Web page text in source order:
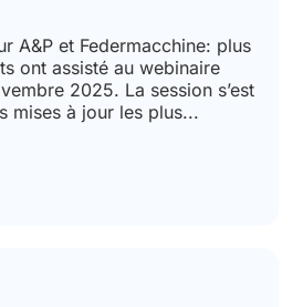
A&P et Federmacchine: plus
ont assisté au webinaire
2025. La session s’est
mises à jour les plus...